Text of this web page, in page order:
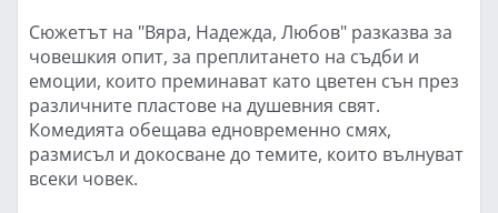
Сюжетът на "Вяра, Надежда, Любов" разказва за
човешкия опит, за преплитането на съдби и
емоции, които преминават като цветен сън през
различните пластове на душевния свят.
Комедията обещава едновременно смях,
размисъл и докосване до темите, които вълнуват
всеки човек.